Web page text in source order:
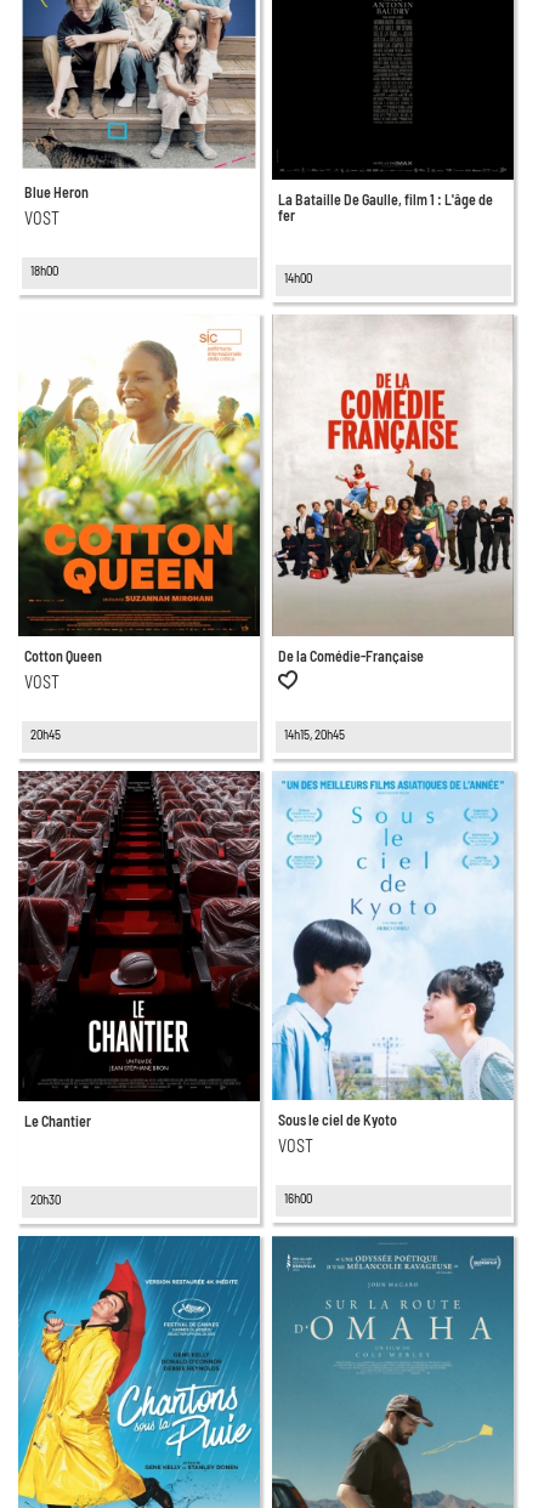
Blue Heron
VOST
18h00
La Bataille De Gaulle, film 1 : L'âge de
fer
14h00
Cotton Queen
VOST
20h45
De la Comédie-Française
14h15, 20h45
Le Chantier
20h30
Sous le ciel de Kyoto
VOST
16h00